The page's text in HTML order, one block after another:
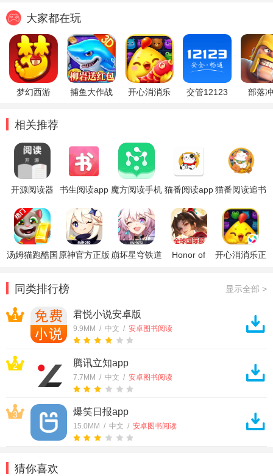
大家都在玩
梦幻西游 捕鱼大作战 开心消消乐 交管12123 部落
相关推荐
开源阅读器
书生阅读app 魔方阅读手机 猫番阅读app 猫番阅读追书
汤姆猫跑酷国 原神官方正版 崩坏星穹铁道
Honor of
开心消消乐正
同类排行榜 显示全部 >
1 君悦小说安卓版
9.9MM / 中文 / 安卓图书阅读
2 腾讯立知app
7.7MM / 中文 / 安卓图书阅读
3 爆笑日报app
15.0MM / 中文 / 安卓图书阅读
猜你喜欢